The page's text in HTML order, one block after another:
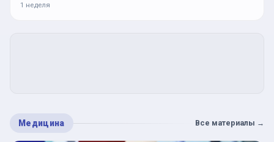
1 неделя
Медицина Все материалы →